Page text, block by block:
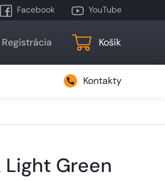
Facebook YouTube
Registrácia Košík
Kontakty
Green